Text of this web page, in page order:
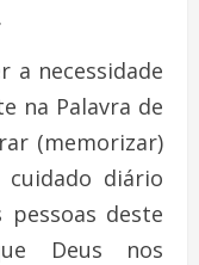
a necessidade
na Palavra de
(memorizar)
diário
deste
Deus nos